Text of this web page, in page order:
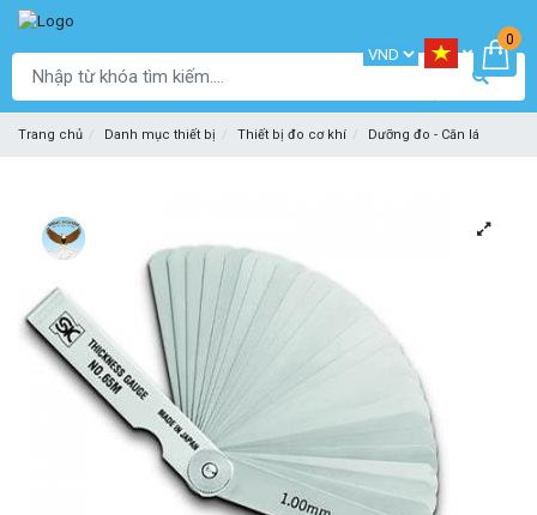
0
Trang chủ Danh mục thiết bị Thiết bị đo cơ khí Dưỡng đo - Căn lá